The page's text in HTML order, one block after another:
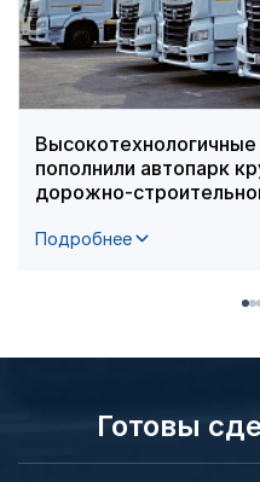
пополнили автопарк
дорожно-
Подробнее
Готовы